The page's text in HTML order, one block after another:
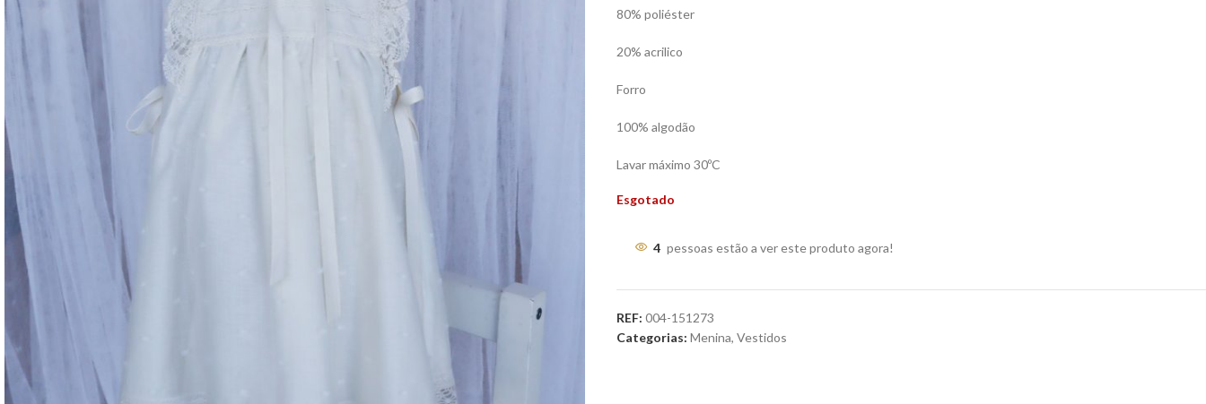
80% poliéster
20% acrilico
Forro
100% algodão
Lavar máximo 30ºC
Esgotado
4 pessoas estão a ver este produto agora!
REF: 004-151273
Categorias: Menina, Vestidos